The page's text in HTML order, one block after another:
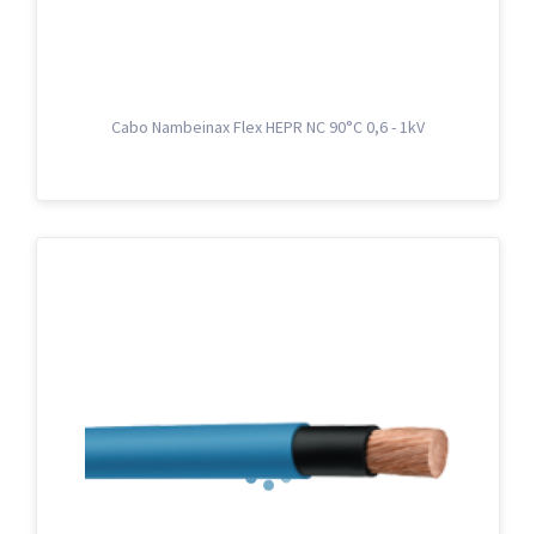
Cabo Nambeinax Flex HEPR NC 90°C 0,6 - 1kV